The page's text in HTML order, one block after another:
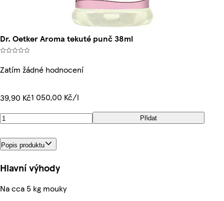
Dr. Oetker Aroma tekuté punč 38ml
Zatím žádné hodnocení
39,90 Kč1 050,00 Kč/l
Přidat
Popis produktu
Hlavní výhody
Na cca 5 kg mouky